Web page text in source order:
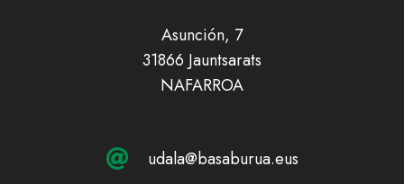
Asunción, 7
31866 Jauntsarats
NAFARROA
udala@basaburua.eus